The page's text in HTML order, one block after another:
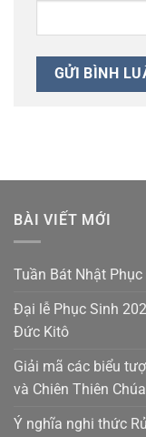
BÀI VIẾT MỚI
Tuần Bát Nhật
Đại lễ Phục Sinh
Đức Kitô
Giải mã các biểu
và Chiên Thiên Chúa
Ý nghĩa nghi thức